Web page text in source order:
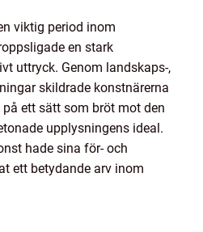
viktig period inom
en stark
uttryck. Genom landskaps-,
skildrade konstnärerna
ett sätt som bröt mot den
upplysningens ideal.
hade sina för- och
ett betydande arv inom